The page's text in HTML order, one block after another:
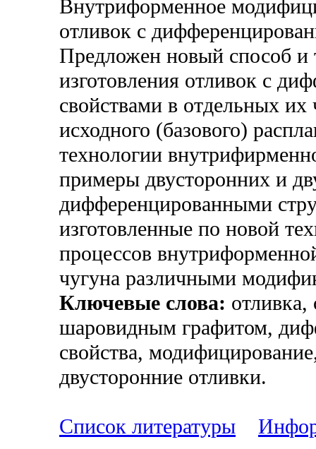
Внутриформенное
отливок с
Предложен новый способ и
изготовления отливок с
свойствами в отдельных их
исходного (базового)
технологии
примеры двусторонних и
дифференцированными
изготовленные по новой
процессов
чугуна различными
Ключевые слова:
шаровидным графитом,
свойства,
двусторонние отливки.
Список литературы